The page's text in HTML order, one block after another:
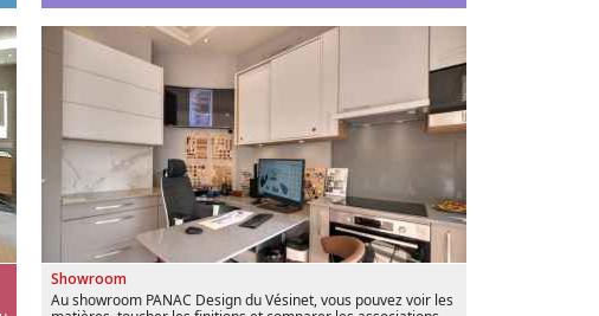
Showroom
Au showroom PANAC Design du Vésinet, vous pouvez voir les